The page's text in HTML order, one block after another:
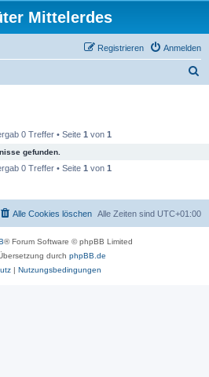
Mittelerdes
Anmelden
Registrieren
0 Treffer • Seite 1 von 1
gefunden.
0 Treffer • Seite 1 von 1
Alle Zeiten sind UTC+01:00
Alle Cookies löschen
® Forum Software © phpBB Limited
durch phpBB.de
| Nutzungsbedingungen